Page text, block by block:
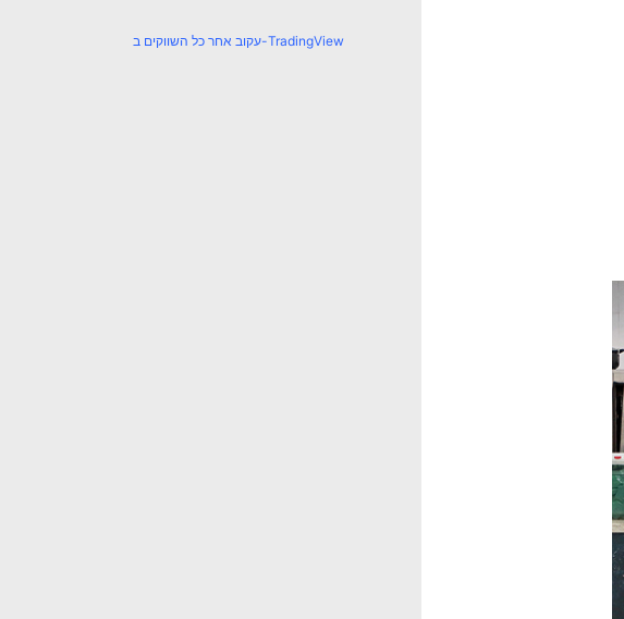
עקוב אחר כל השווקים ב-TradingView